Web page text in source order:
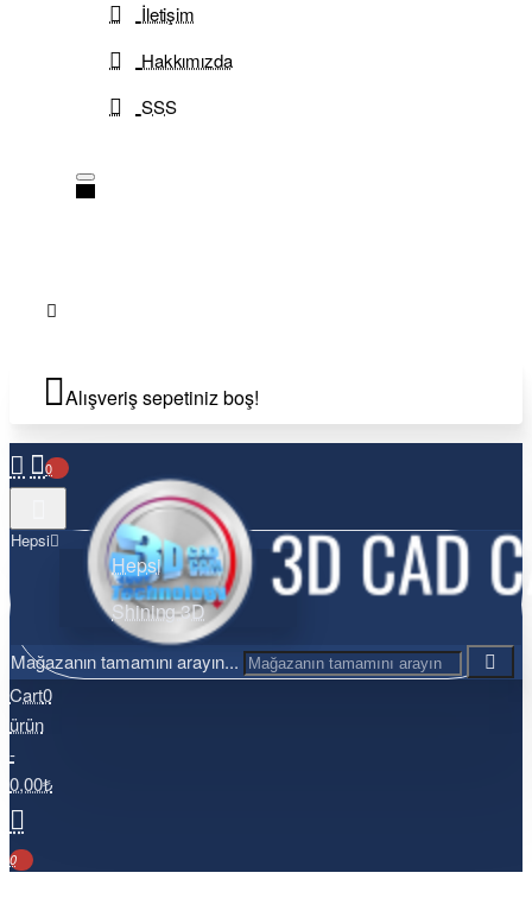
İletişim
Hakkımızda
SSS
Alışveriş sepetiniz boş!
0
Hepsi
Hepsi
Shining 3D
Mağazanın tamamını arayın...
Cart0
ürün
-
0,00₺
0